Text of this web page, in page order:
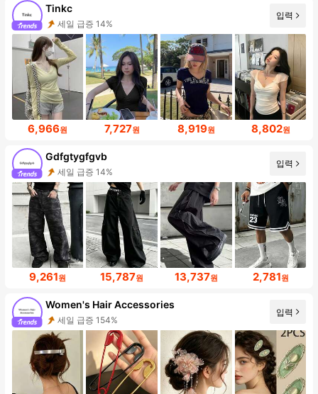
Tinkc
세일 급증 14%
입력
6,966원 7,727원 8,919원 8,802원
Gdfgtygfgvb
세일 급증 14%
입력
9,261원 15,787원 13,737원 2,781원
Women's Hair Accessories
세일 급증 154%
입력